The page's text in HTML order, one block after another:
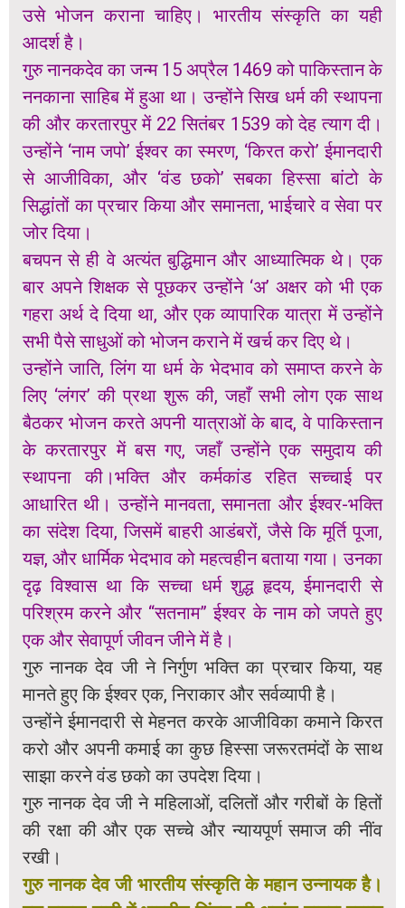
उसे भोजन कराना चाहिए। भारतीय संस्कृति का यही
आदर्श है।
गुरु नानकदेव का जन्म 15 अप्रैल 1469 को पाकिस्तान के
ननकाना साहिब में हुआ था। उन्होंने सिख धर्म की स्थापना
की और करतारपुर में 22 सितंबर 1539 को देह त्याग दी।
उन्होंने ‘नाम जपो’ ईश्वर का स्मरण, ‘किरत करो’ ईमानदारी
से आजीविका, और ‘वंड छको’ सबका हिस्सा बांटो के
सिद्धांतों का प्रचार किया और समानता, भाईचारे व सेवा पर
जोर दिया।
बचपन से ही वे अत्यंत बुद्धिमान और आध्यात्मिक थे। एक
बार अपने शिक्षक से पूछकर उन्होंने ‘अ’ अक्षर को भी एक
गहरा अर्थ दे दिया था, और एक व्यापारिक यात्रा में उन्होंने
सभी पैसे साधुओं को भोजन कराने में खर्च कर दिए थे।
उन्होंने जाति, लिंग या धर्म के भेदभाव को समाप्त करने के
लिए ‘लंगर’ की प्रथा शुरू की, जहाँ सभी लोग एक साथ
बैठकर भोजन करते अपनी यात्राओं के बाद, वे पाकिस्तान
के करतारपुर में बस गए, जहाँ उन्होंने एक समुदाय की
स्थापना की।भक्ति और कर्मकांड रहित सच्चाई पर
आधारित थी। उन्होंने मानवता, समानता और ईश्वर-भक्ति
का संदेश दिया, जिसमें बाहरी आडंबरों, जैसे कि मूर्ति पूजा,
यज्ञ, और धार्मिक भेदभाव को महत्वहीन बताया गया। उनका
दृढ़ विश्वास था कि सच्चा धर्म शुद्ध हृदय, ईमानदारी से
परिश्रम करने और “सतनाम” ईश्वर के नाम को जपते हुए
एक और सेवापूर्ण जीवन जीने में है।
गुरु नानक देव जी ने निर्गुण भक्ति का प्रचार किया, यह
मानते हुए कि ईश्वर एक, निराकार और सर्वव्यापी है।
उन्होंने ईमानदारी से मेहनत करके आजीविका कमाने किरत
करो और अपनी कमाई का कुछ हिस्सा जरूरतमंदों के साथ
साझा करने वंड छको का उपदेश दिया।
गुरु नानक देव जी ने महिलाओं, दलितों और गरीबों के हितों
की रक्षा की और एक सच्चे और न्यायपूर्ण समाज की नींव
रखी।
गुरु नानक देव जी भारतीय संस्कृति के महान उन्नायक है।